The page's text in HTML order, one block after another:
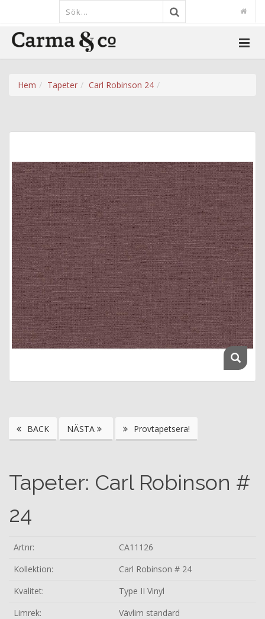
Hem Tapeter Carl Robinson 24
BACK NÄSTA Provtapetsera!
Tapeter: Carl Robinson #
24
Artnr:
CA11126
Kollektion:
Carl Robinson # 24
Kvalitet:
Type II Vinyl
Limrek:
Vävlim standard